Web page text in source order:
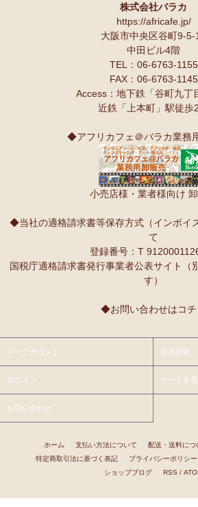
アフリカンキーホルダー バッグチャ
リカ雑貨コーナー新入荷！
ティンガティンガ・アート～ロング
10/10：ティンガティンガ・アート～Lサイ
名ごとに2つのカテゴリーでご紹介します
開催決定！【特別企画】ティンガテ
に弟子入り体験ワークショップ
〈1日コース〉〈2日コース〉 参加予約受付
レギュラーカラー半袖シャツ～キテ
【MOTTAINAI】～もったいない～
り 賞味期限間近セール！
【予約開始】ティンガティンガ・カ
テンゲ◇ハイクオリティ◇で仕立てた新作登
◇で仕立てた新作登場！『ニッポンの技×ア
手彫り金細工ジュエリー 新入荷！～
夫も私もナッツ類が大好きで、食べだしたら止
Ｏさまより キテンゲ オトナのステテ
生地が薄く涼しい。動きやすい。履きやすい。
小学一年の授業で、世界の民話を読もうとい
ひげ』を読ませてもらいました。
クラスで読み聞かせをすると、子ども達の笑
顔を見合わせて笑う子ども、お腹を抱えて笑う
ー！と声をあげて笑う子ども、、、
Ｓさまより ティンガティンガ・アート
先日購入させて頂いた絵は大変気にいっていま
また、ダウディのほかの作品を紹介して頂き
す。他にも2点気になる作品があります。
アフリカらしいデザインで素敵です。形もい
今着けているネックレスと合わせて2つを重ね
Ｙさまより 紅茶アフリカンプライドへ
ミルクティーで飲むとすごく美味しいです。
Ｋさまより ■初めての方限定■全国送料
カ・バラカへのご感想
株式会社バラカ
https://africafe.jp/
大阪市中央区谷町9-5-
中田ビル4階
TEL：06-6763-1155
FAX：06-6763-1145
Access：地下鉄「谷町九丁
近鉄「上本町」駅徒歩
◆アフリカフェ＠バラカ業務
小売店様・業者様向け
◆当社の適格請求書等保存方式（インボイ
て
登録番号：T
国税庁適格請求書発行事業者公表サイト（
す）
◆お問い合わせはコチ
マイアカウント 会員登録
ログイン カートを
お問い合わせ
ホーム / 支払い方法について / 配送・送料につ
特定商取引法に基づく表記 / プライバシーポリシー
ショップブログ / RSS /